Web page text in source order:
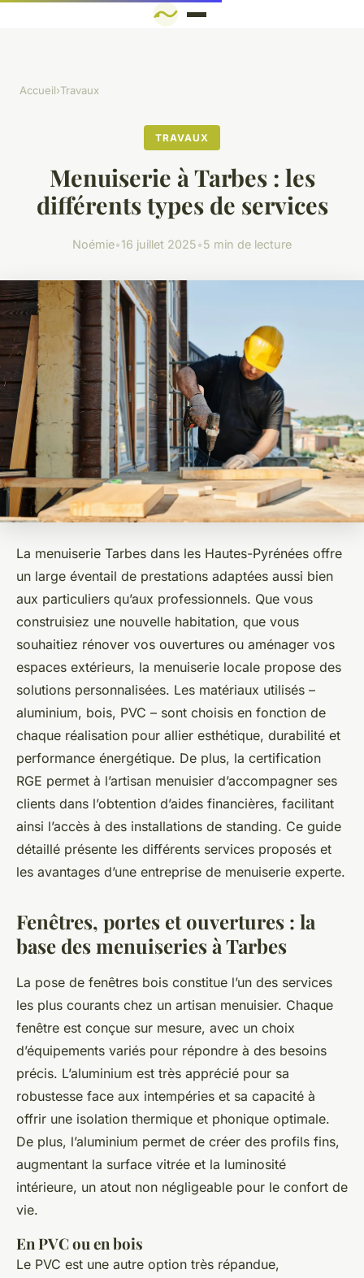
Accueil›Travaux
TRAVAUX
Menuiserie à Tarbes : les
différents types de services
Noémie•16 juillet 2025•5 min de lecture
La menuiserie Tarbes dans les Hautes-Pyrénées offre
un large éventail de prestations adaptées aussi bien
aux particuliers qu’aux professionnels. Que vous
construisiez une nouvelle habitation, que vous
souhaitiez rénover vos ouvertures ou aménager vos
espaces extérieurs, la menuiserie locale propose des
solutions personnalisées. Les matériaux utilisés –
aluminium, bois, PVC – sont choisis en fonction de
chaque réalisation pour allier esthétique, durabilité et
performance énergétique. De plus, la certification
RGE permet à l’artisan menuisier d’accompagner ses
clients dans l’obtention d’aides financières, facilitant
ainsi l’accès à des installations de standing. Ce guide
détaillé présente les différents services proposés et
les avantages d’une entreprise de menuiserie experte.
Fenêtres, portes et ouvertures : la
base des menuiseries à Tarbes
La pose de fenêtres bois constitue l’un des services
les plus courants chez un artisan menuisier. Chaque
fenêtre est conçue sur mesure, avec un choix
d’équipements variés pour répondre à des besoins
précis. L’aluminium est très apprécié pour sa
robustesse face aux intempéries et sa capacité à
offrir une isolation thermique et phonique optimale.
De plus, l’aluminium permet de créer des profils fins,
augmentant la surface vitrée et la luminosité
intérieure, un atout non négligeable pour le confort de
vie.
En PVC ou en bois
Le PVC est une autre option très répandue,